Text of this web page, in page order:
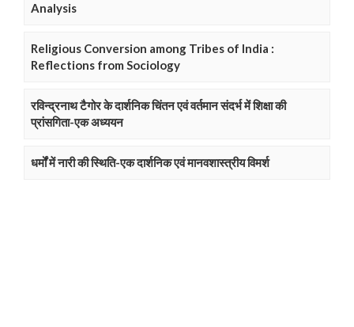
Analysis
Religious Conversion among Tribes of India :
Reflections from Sociology
रविन्द्रनाथ टैगोर के दार्शनिक चिंतन एवं वर्तमान संदर्भ में शिक्षा की
प्रांसगिता-एक अध्ययन
धर्मों में नारी की स्थिति-एक दार्शनिक एवं मानवशास्त्रीय विमर्श